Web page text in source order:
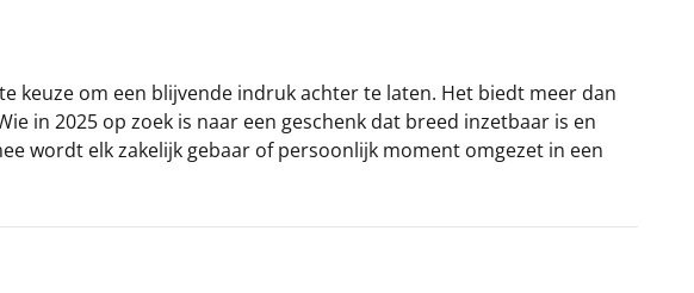
keuze om een blijvende indruk achter te laten. Het biedt meer dan
in 2025 op zoek is naar een geschenk dat breed inzetbaar is en
wordt elk zakelijk gebaar of persoonlijk moment omgezet in een